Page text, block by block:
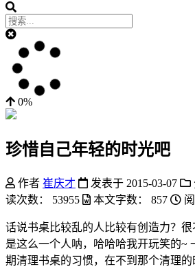
0%
珍惜自己年轻的时光吧
作者 崔庆才 发表于 2015-03-07
读次数：
53955 本文字数： 857
话说书桌比较乱的人比较有创造力？
是这么一个人呐，哈哈哈我开玩笑的~
期清理书桌的习惯，在不到那个清理